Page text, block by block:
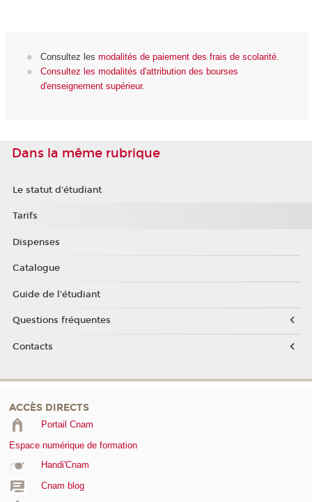
Consultez les modalités de paiement des frais de scolarité.
Consultez les modalités d'attribution des bourses
d'enseignement supérieur.
Dans la même rubrique
Le statut d'étudiant
Tarifs
Dispenses
Catalogue
Guide de l'étudiant
Questions fréquentes
Contacts
ACCÈS DIRECTS
Portail Cnam
Espace numérique de formation
Handi'Cnam
Cnam blog